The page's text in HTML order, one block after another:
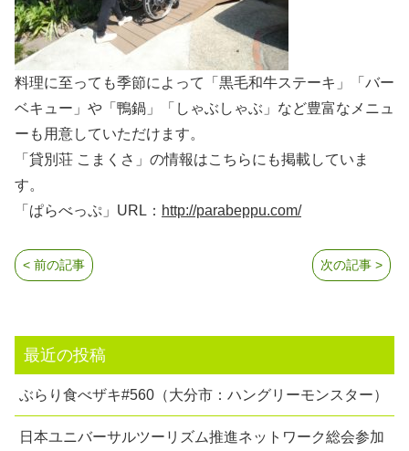
料理に至っても季節によって「黒毛和牛ステーキ」「バー
ベキュー」や「鴨鍋」「しゃぶしゃぶ」など豊富なメニュ
ーも用意していただけます。
「貸別荘 こまくさ」の情報はこちらにも掲載していま
す。
「ぱらべっぷ」URL： http://parabeppu.com/
次の記事 >
< 前の記事
最近の投稿
ぶらり食べザキ#560（大分市：ハングリーモンスター）
日本ユニバーサルツーリズム推進ネットワーク総会参加